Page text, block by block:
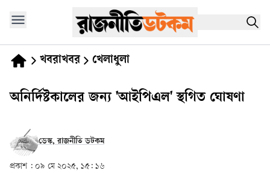
খবরাখবর খেলাধুলা
অনির্দিষ্টকালের জন্য 'আইপিএল' স্থগিত ঘোষণা
ডেস্ক, রাজনীতি ডটকম
প্রকাশ : ০৯ মে ২০২৫, ১৫: ১৬